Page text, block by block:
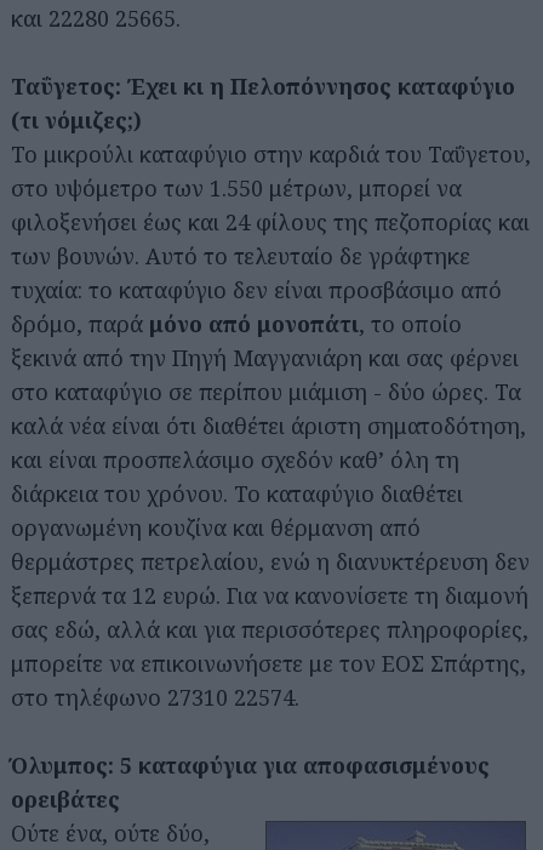
και 22280 25665.
Ταΰγετος: Έχει κι η Πελοπόννησος καταφύγιο
(τι νόμιζες;)
Το μικρούλι καταφύγιο στην καρδιά του Ταΰγετου,
στο υψόμετρο των 1.550 μέτρων, μπορεί να
φιλοξενήσει έως και 24 φίλους της πεζοπορίας και
των βουνών. Αυτό το τελευταίο δε γράφτηκε
τυχαία: το καταφύγιο δεν είναι προσβάσιμο από
δρόμο, παρά μόνο από μονοπάτι, το οποίο
ξεκινά από την Πηγή Μαγγανιάρη και σας φέρνει
στο καταφύγιο σε περίπου μιάμιση - δύο ώρες. Τα
καλά νέα είναι ότι διαθέτει άριστη σηματοδότηση,
και είναι προσπελάσιμο σχεδόν καθ’ όλη τη
διάρκεια του χρόνου. Το καταφύγιο διαθέτει
οργανωμένη κουζίνα και θέρμανση από
θερμάστρες πετρελαίου, ενώ η διανυκτέρευση δεν
ξεπερνά τα 12 ευρώ. Για να κανονίσετε τη διαμονή
σας εδώ, αλλά και για περισσότερες πληροφορίες,
μπορείτε να επικοινωνήσετε με τον ΕΟΣ Σπάρτης,
στο τηλέφωνο 27310 22574.
Όλυμπος: 5 καταφύγια για αποφασισμένους
ορειβάτες
Ούτε ένα, ούτε δύο,